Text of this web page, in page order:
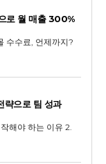
로 월 매출 300%
략으로 팀 성과